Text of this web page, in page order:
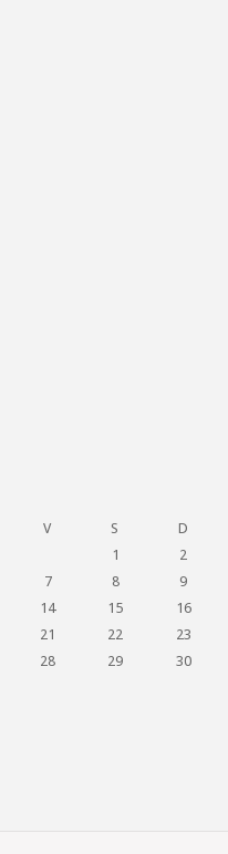
V S
D
1
2
7 8
9
14 15
16
21 22
23
28 29
30